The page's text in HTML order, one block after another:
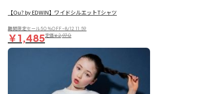
【Ou? by EDWIN】ワイドシルエットTシャツ
期間限定セール50％OFF~8/12 11:59
￥1,485定価￥2,970